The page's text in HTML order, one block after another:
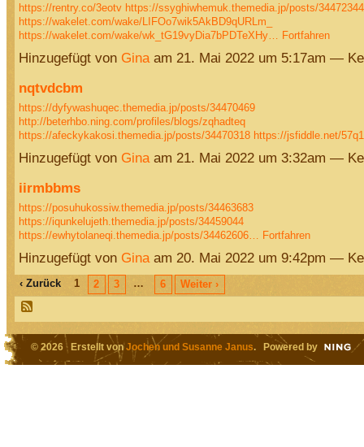
https://rentry.co/3eotv https://ssyghiwhemuk.themedia.jp/posts/34472344
https://wakelet.com/wake/LIFOo7wik5AkBD9qURLm_
https://wakelet.com/wake/wk_tG19vyDia7bPDTeXHy…
Fortfahren
Hinzugefügt von Ginaam 21. Mai 2022 um 5:17am —
nqtvdcbm
https://dyfywashuqec.themedia.jp/posts/34470469
http://beterhbo.ning.com/profiles/blogs/zqhadteq
https://afeckykakosi.themedia.jp/posts/34470318 https://jsfiddle.net/
Hinzugefügt von Ginaam 21. Mai 2022 um 3:32am —
iirmbbms
https://posuhukossiw.themedia.jp/posts/34463683
https://iqunkelujeth.themedia.jp/posts/34459044
https://ewhytolaneqi.themedia.jp/posts/34462606…
Fortfahren
Hinzugefügt von Ginaam 20. Mai 2022 um 9:42pm —
‹ Zurück 1 2 3 … 6 Weiter ›
© 2026 Erstellt vonJochen und Susanne Janus. Powered by